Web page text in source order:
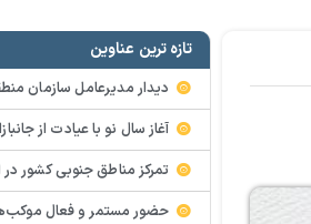
تازه ترین عناوین
دیدار مدیرعامل سازمان منطقه آزاد ماکو و
آغاز سال نو با عیادت از
تمرکز مناطق جنوبی کشور در
حضور مستمر و فعال موکب‌ها، پایگاه‌های مردمی و